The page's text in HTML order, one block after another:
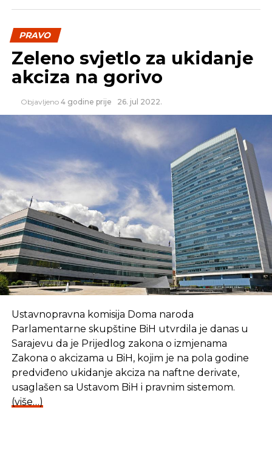
PRAVO
Zeleno svjetlo za ukidanje
akciza na gorivo
Objavljeno 4 godine prije 26. jul 2022.
Ustavnopravna komisija Doma naroda
Parlamentarne skupštine BiH utvrdila je danas u
Sarajevu da je Prijedlog zakona o izmjenama
Zakona o akcizama u BiH, kojim je na pola godine
predviđeno ukidanje akciza na naftne derivate,
usaglašen sa Ustavom BiH i pravnim sistemom.
(više…)